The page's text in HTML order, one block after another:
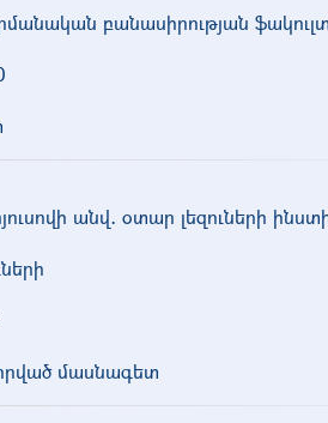
բանասիրության
անվ․ օտար լեզուների
մասնագետ